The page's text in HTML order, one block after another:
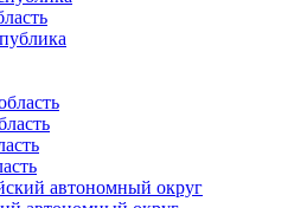
автономный округ